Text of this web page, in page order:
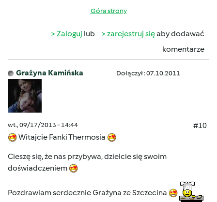
Góra strony
Zaloguj lub zarejestruj sięaby dodawać
komentarze
Grażyna Kamińska Dołączył : 07.10.2011
wt., 09/17/2013 - 14:44
#10
Witajcie Fanki Thermosia
Cieszę się, że nas przybywa, dzielcie się swoim
doświadczeniem
Pozdrawiam serdecznie Grażyna ze Szczecina